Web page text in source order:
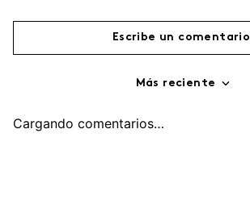
Escribe un comentario
Título
Más reciente
Cargando comentarios…